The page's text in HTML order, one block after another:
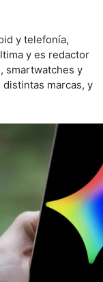
y telefonía,
y es redactor
smartwatches y
marcas, y